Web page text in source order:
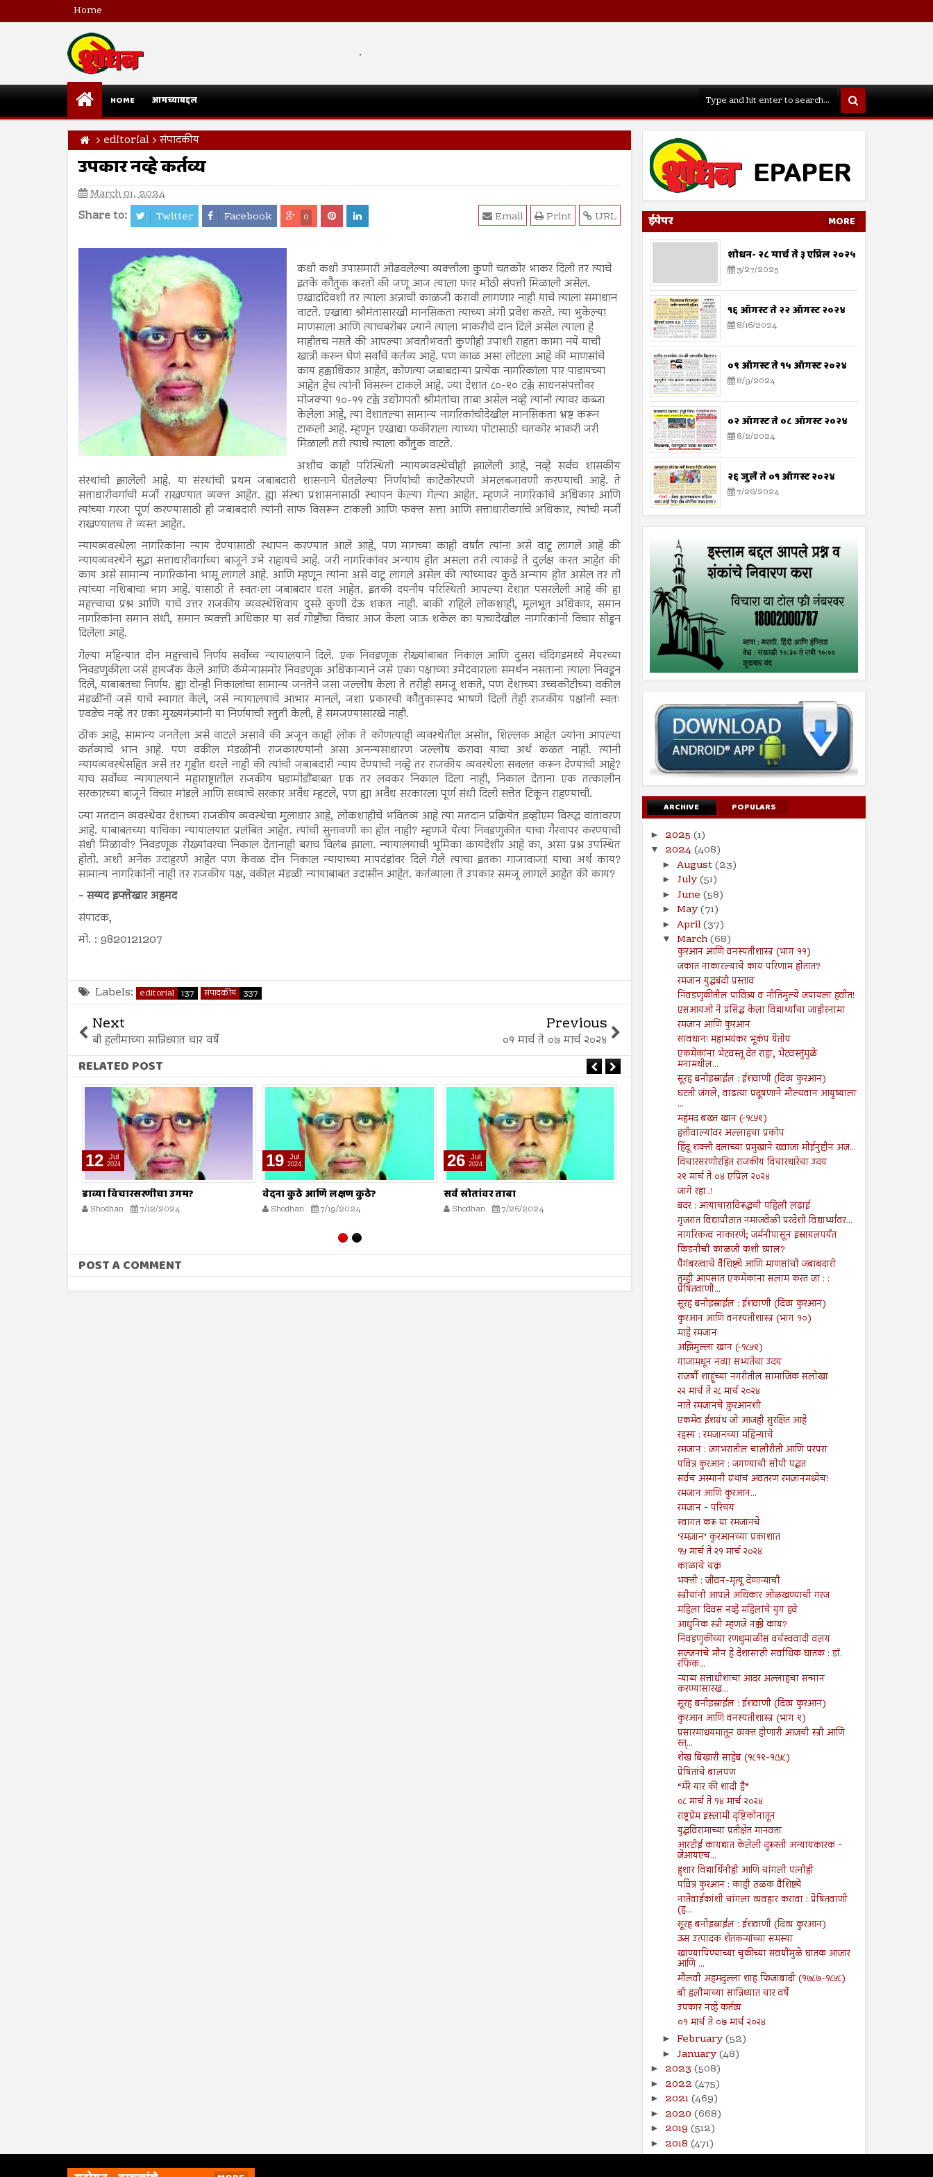
Home
.
HOME आमच्याबद्दल
editorial संपादकीय
उपकार नव्हे कर्तव्य
March 01, 2024
Share to: Twitter Facebook 0 URL
Print
Email
कधी कधी उपासमारी ओढवलेल्या व्यक्तीला कुणी चतकोर भाकर दिली तर त्याचे
इतके कौतुक करतो की जणू आज त्याला फार मोठी संपत्ती मिळाली असेल.
एखाददिवशी तर त्याला अन्नाची काळजी करावी लागणार नाही याचे त्याला समाधान
वाटते. एखाद्या श्रीमंतासारखी मानसिकता त्याच्या अंगी प्रवेश करते. त्या भुकेल्या
माणसाला आणि त्याचबरोबर ज्याने त्याला भाकरीचे दान दिले असेल त्याला हे
माहीतच नसते की आपल्या अवतीभवती कुणीही उपाशी राहता कामा नये याची
खात्री करुन घेणं सर्वांचे कर्तव्य आहे. पण काळ असा लोटला आहे की माणसांचे
काय हक्काधिकार आहेत, कोणत्या जबाबदाऱ्या प्रत्येक नागरिकांला पार पाडायच्या
आहेत हेच त्यांनी विसरुन टाकले आहे. ज्या देशात ८०-९० टक्के साधनसंपत्तीवर
मोजक्या १०-११ टक्के उद्योगपती श्रीमंतांचा ताबा असेल नव्हे त्यांनी त्यावर कब्जा
केलेला आहे, त्या देशातल्या सामान्य नागरिकांचीदेखील मानसिकता भ्रष्ट करून
टाकली आहे. म्हणून एखाद्या फकीराला त्याच्या पोटासाठी चतकोर भाकरी जरी
मिळाली तरी त्याचे त्याला कौतुक वाटते.
अशीच काही परिस्थिती न्यायव्यवस्थेचीही झालेली आहे, नव्हे सर्वच शासकीय
संस्थांची झालेली आहे. या संस्थांची प्रथम जबाबदारी शासनाने घेतलेल्या निर्णयांची काटेकोरपणे अंमलबजावणी करण्याची आहे. ते
सत्ताधारीवर्गाची मर्जी राखण्यात व्यक्त आहेत. ह्या संस्था प्रशासनासाठी स्थापन केल्या गेल्या आहेत. म्हणजे नागरिकांचे अधिकार आणि
त्यांच्या गरजा पूर्ण करण्यासाठी ही जबाबदारी त्यांनी साफ विसरून टाकली आणि फक्त सत्ता आणि सत्ताधारीवर्गाचे अधिकार, त्यांची मर्जी
राखण्यातच ते व्यस्त आहेत.
न्यायव्यवस्थेला नागरिकांना न्याय देण्यासाठी स्थापन करण्यात आले आहे, पण मागच्या काही वर्षांत त्यांना असे वाटू लागले आहे की
न्यायव्यवस्थेने सुद्धा सत्ताधारीवर्गाच्या बाजूने उभे राहायचे आहे. जरी नागरिकांवर अन्याय होत असला तरी त्याकडे ते दुर्लक्ष करत आहेत की
काय असे सामान्य नागरिकांना भासू लागले आहे. आणि म्हणून त्यांना असे वाटू लागले असेल की त्यांच्यावर कुठे अन्याय होत असेल तर तो
त्यांच्या नशिबाचा भाग आहे. यासाठी ते स्वतःला जबाबदार धरत आहेत. इतकी दयनीय परिस्थिती आपल्या देशात पसरलेली आहे की हा
महत्त्वाचा प्रश्न आणि याचे उत्तर राजकीय व्यवस्थेशिवाय दुसरे कुणी देऊ शकत नाही. बाकी राहिले लोकशाही, मूलभूत अधिकार, समान
नागरिकांना समान संधी, समान व्यक्ती अधिकार या सर्व गोष्टींचा विचार आज केला जाऊ शकेल का याचादेखील नागरिकांनी विचार सोडून
दिलेला आहे.
गेल्या महिन्यात दोन महत्त्वाचे निर्णय सर्वोच्च न्यायालयाने दिले. एक निवडणूक रोख्यांबाबत निकाल आणि दुसरा चंदिगडमध्ये मेयरच्या
निवडणुकीला जसे हायजॅक केले आणि कॅमेऱ्यासमोर निवडणूक अधिकाऱ्याने जसे एका पक्षाच्या उमेदवाराला समर्थन नसताना त्याला निवडून
दिले, याबाबतचा निर्णय. ह्या दोन्ही निकालांचा सामान्य जनतेने जसा जल्लोष केला ते तरीही समजू शकते, पण देशाच्या उच्चकोटीच्या वकील
मंडळींनी जसे याचे स्वागत केले, जसे न्यायालयाचे आभार मानले, जशा प्रकारची कौतुकास्पद भाषणे दिली तेही राजकीय पक्षांनी स्वतः
एवढेच नव्हे तर एका मुख्यमंत्र्यांनी या निर्णयाची स्तुती केली, हे समजण्यासारखे नाही.
ठीक आहे, सामान्य जनतेला असे वाटले असावे की अजून काही लोक ते कोणत्याही व्यवस्थेतील असोत, शिल्लक आहेत ज्यांना आपल्या
कर्तव्याचे भान आहे. पण वकील मंडळींनी राजकारण्यांनी असा अनन्यसाधारण जल्लोष करावा याचा अर्थ कळत नाही. त्यांनी
न्यायव्यवस्थेसहित असे तर गृहीत धरले नाही की त्यांची जबाबदारी न्याय देण्याची नव्हे तर राजकीय व्यवस्थेला सवलत करून देण्याची आहे?
याच सर्वोच्च न्यायालयाने महाराष्ट्रातील राजकीय घडामोडींबाबत एक तर लवकर निकाल दिला नाही, निकाल देताना एक तत्कालीन
सरकारच्या बाजूने विचार मांडले आणि सध्याचे सरकार अवैध म्हटले, पण ह्या अवैध सरकारला पूर्ण संधी दिली सत्तेत टिकून राहण्याची.
ज्या मतदान व्यवस्थेवर देशाच्या राजकीय व्यवस्थेचा मुलाधार आहे, लोकशाहीचे भवितव्य आहे त्या मतदान प्रक्रियेत इव्हीएम विरुद्ध वातावरण
आहे. याबाबतच्या याचिका न्यायालयात प्रलंबित आहेत. त्यांची सुनावणी का होत नाही? म्हणजे येत्या निवडणुकीत याचा गैरवापर करण्याची
संधी मिळावी? निवडणूक रोख्यांवरचा निकाल देतानाही बराच विलंब झाला. न्यायालयाची भूमिका कायदेशीर आहे का, असा प्रश्न उपस्थित
होतो. अशी अनेक उदाहरणे आहेत पण केवळ दोन निकाल न्यायाच्या मापदंडांवर दिले गेले त्याचा इतका गाजावाजा! याचा अर्थ काय?
सामान्य नागरिकांनी नाही तर राजकीय पक्ष, वकील मंडळी न्यायाबाबत उदासीन आहेत. कर्तव्याला ते उपकार समजू लागले आहेत की काय?
- सय्यद इफ्तेखार अहमद
संपादक,
मो. : 9820121207
Labels: editorial 137 संपादकीय 337
Next
बी हलीमाच्या सान्निध्यात चार वर्षे
Previous
०१ मार्च ते ०७ मार्च २०२४
RELATED POST
19 Jul
2024
वेदना कुठे आणि लक्षण कुठे?
Shodhan 7/19/2024
26 Jul
2024
सर्व स्रोतांवर ताबा
Shodhan 7/26/2024
02 Aug
2024
हलवा तयार करणारे आणि खाणारे...
Shodhan 8/2/2024
मुहम्मद यूनुस धगधगत्या बांग्लादेशाची धुरा
8/9/2024
16
POST A COMMENT
ईपेपर MORE
शोधन- २८ मार्च ते ३ एप्रिल २०२५
3/27/2025
१६ ऑगस्ट ते २२ ऑगस्ट २०२४
8/16/2024
०९ ऑगस्ट ते १५ ऑगस्ट २०२४
8/9/2024
०२ ऑगस्ट ते ०८ ऑगस्ट २०२४
8/2/2024
२६ जुलै ते ०१ ऑगस्ट २०२४
7/26/2024
ARCHIVE POPULARS
► 2025 (1)
▼ 2024(408)
► August(23)
► July(51)
► June (58)
► May(71)
► April(37)
▼ March(68)
कुरआन आणि वनस्पतीशास्त्र (भाग ११)
जकात नाकारल्याचे काय परिणाम होतात?
रमजान युद्धबंदी प्रस्ताव
निवडणुकीतील पावित्र्य व नीतिमुल्ये जपायला हवीत!
एसआयओ ने प्रसिद्ध केला विद्यार्थ्यांचा जाहीरनामा
रमजान आणि कुरआन
सावधान! महाभयंकर भूकंप येतोय
एकमेकांना भेटवस्तू देत राहा, भेटवस्तुंमुळे
मनामधील...
सूरह बनीइस्राईल : ईशवाणी (दिव्य कुरआन)
घटती जंगले, वाढत्या प्रदूषणाने मौल्यवान आयुष्याला
...
महंमद बख्त खान (-१८५९)
हत्तीवाल्यांवर अल्लाहचा प्रकोप
हिंदू शक्ती दलाच्या प्रमुखाने ख्वाजा मोईनुद्दीन अज...
विचारसरणीरहित राजकीय विचारधारेचा उदय
२९ मार्च ते ०४ एप्रिल २०२४
जागे रहा..!
बदर : अत्याचाराविरूद्धची पहिली लढाई
गुजरात विद्यापीठात नमाजवेळी परदेशी विद्यार्थ्यांवर...
नागरिकत्व नाकारणे; जर्मनीपासून इस्रायलपर्यंत
किडनीची काळजी कशी घ्याल?
पैगंबरत्वाचे वैशिष्ट्ये आणि माणसांची जबाबदारी
तुम्ही आपसात एकमेकांना सलाम करत जा : :
प्रेषितवाणी...
सूरह बनीइस्राईल : ईशवाणी (दिव्य कुरआन)
कुरआन आणि वनस्पतीशास्त्र (भाग १०)
माहे रमजान
अझिमुल्ला खान (-१८५९)
गाजामधून नव्या सभ्यतेचा उदय
राजर्षी शाहूंच्या नगरीतील सामाजिक सलोखा
२२ मार्च ते २८ मार्च २०२४
नाते रमजानचे क़ुरआनशी
एकमेव ईशग्रंथ जो आजही सुरक्षित आहे
रहस्य : रमजानच्या महिन्याचे
रमजान : जगभरातील चालीरीती आणि परंपरा
पवित्र कुरआन : जगण्याची सोपी पद्धत
सर्वच अस्मानी ग्रंथांचं अवतरण रमज़ानमध्येच!
रमजान आणि कुरआन...
रमजान - परिचय
स्वागत करू या रमजानचे
‘रमज़ान’ कुरआनच्या प्रकाशात
१५ मार्च ते २१ मार्च २०२४
काळाचे चक्र
भक्ती : जीवन-मृत्यू देणाऱ्याची
स्त्रीयांनी आपले अधिकार ओळखण्याची गरज
महिला दिवस नव्हे महिलांचे युग हवे
आधुनिक स्त्री म्हणजे नक्की काय?
निवडणुकीच्या रणधुमाळीस वर्चस्ववादी वलय
सज्जनांचे मौन हे देशासाठी सर्वाधिक घातक : डॉ.
रफिक...
न्याय्य सत्ताधीशाचा आदर अल्लाहचा सन्मान
करण्यासारख...
सूरह बनीइस्राईल : ईशवाणी (दिव्य कुरआन)
कुरआन आणि वनस्पतीशास्त्र (भाग ९)
प्रसारमाधयमातून व्यक्त होणारी आजची स्त्री आणि
स्त्...
शेख बिखारी साहेब (१८१९-१८५८)
प्रेषितांचे बालपण
“मेरे यार की शादी है”
०८ मार्च ते १४ मार्च २०२४
राष्ट्रप्रेम इस्लामी दृष्टिकोनातून
युद्धविरामाच्या प्रतीक्षेत मानवता
आरटीई कायद्यात केलेली दुरूस्ती अन्यायकारक -
जेआयएच...
हुशार विद्यार्थिनीही आणि चांगली पत्नीही
पवित्र कुरआन : काही ठळक वैशिष्ट्ये
नातेवाईकांशी चांगला व्यवहार करावा : प्रेषितवाणी
(ह...
सूरह बनीइस्राईल : ईशवाणी (दिव्य कुरआन)
ऊस उत्पादक शेतकऱ्यांच्या समस्या
खाण्यापिण्याच्या चुकीच्या सवयींमुळे घातक आजार
आणि ...
मौलवी अहमदुल्ला शाह फिजाबादी (१७८७-१८५८)
बी हलीमाच्या सान्निध्यात चार वर्षे
उपकार नव्हे कर्तव्य
०१ मार्च ते ०७ मार्च २०२४
► February(52)
► January(48)
► 2023 (508)
► 2022 (475)
► 2021(469)
► 2020 (668)
► 2019 (512)
► 2018 (471)
►2017(141)